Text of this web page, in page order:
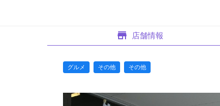
店舗情報
グルメ その他 その他